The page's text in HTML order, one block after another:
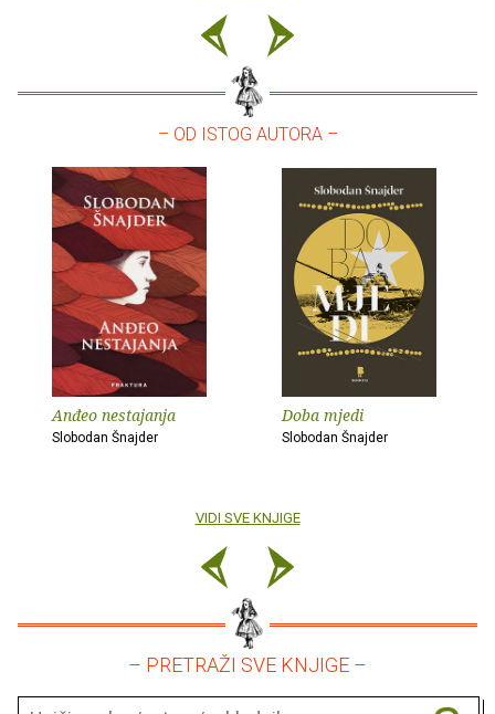
– OD ISTOG AUTORA –
Anđeo nestajanja
Slobodan Šnajder
Doba mjedi
Slobodan Šnajder
VIDI SVE KNJIGE
– PRETRAŽI SVE KNJIGE –